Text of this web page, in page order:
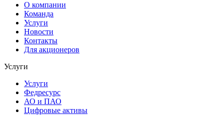
О компании
Команда
Услуги
Новости
Контакты
Для акционеров
Услуги
Услуги
Федресурс
АО и ПАО
Цифровые активы